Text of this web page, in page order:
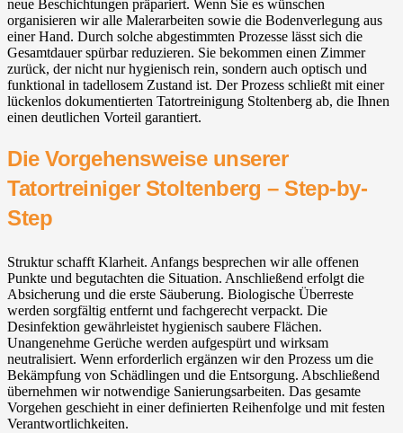
neue Beschichtungen präpariert. Wenn Sie es wünschen
organisieren wir alle Malerarbeiten sowie die Bodenverlegung aus
einer Hand. Durch solche abgestimmten Prozesse lässt sich die
Gesamtdauer spürbar reduzieren. Sie bekommen einen Zimmer
zurück, der nicht nur hygienisch rein, sondern auch optisch und
funktional in tadellosem Zustand ist. Der Prozess schließt mit einer
lückenlos dokumentierten Tatortreinigung Stoltenberg ab, die Ihnen
einen deutlichen Vorteil garantiert.
Die Vorgehensweise unserer
Tatortreiniger Stoltenberg – Step-by-
Step
Struktur schafft Klarheit. Anfangs besprechen wir alle offenen
Punkte und begutachten die Situation. Anschließend erfolgt die
Absicherung und die erste Säuberung. Biologische Überreste
werden sorgfältig entfernt und fachgerecht verpackt. Die
Desinfektion gewährleistet hygienisch saubere Flächen.
Unangenehme Gerüche werden aufgespürt und wirksam
neutralisiert. Wenn erforderlich ergänzen wir den Prozess um die
Bekämpfung von Schädlingen und die Entsorgung. Abschließend
übernehmen wir notwendige Sanierungsarbeiten. Das gesamte
Vorgehen geschieht in einer definierten Reihenfolge und mit festen
Verantwortlichkeiten.